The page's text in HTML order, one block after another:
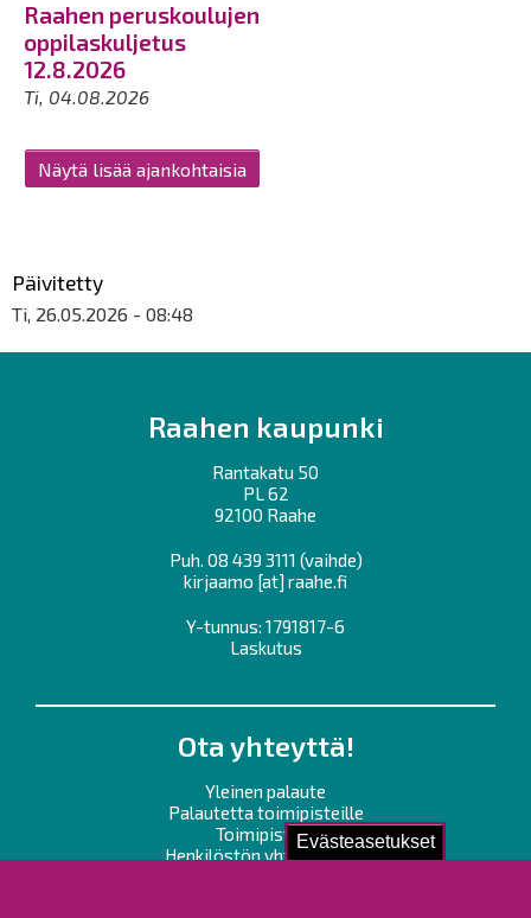
Evästeasetukset
Raahen peruskoulujen
oppilaskuljetus
12.8.2026
Ti, 04.08.2026
Näytä lisää ajankohtaisia
Päivitetty
Ti, 26.05.2026 - 08:48
Raahen kaupunki
Rantakatu 50
PL 62
92100 Raahe
Puh. 08 439 3111 (vaihde)
kirjaamo [at] raahe.fi
Y-tunnus: 1791817-6
Laskutus
Ota yhteyttä!
Yleinen palaute
Palautetta toimipisteille
Toimipisteet
Henkilöstön yhteystiedot